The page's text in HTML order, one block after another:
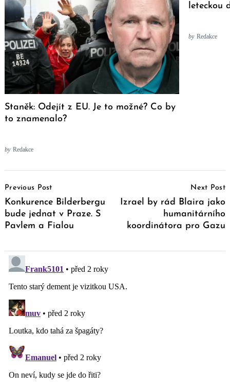
Staněk: Odejít z EU. Je to možné? Co by
to znamenalo?
by Redakce
leteckou
by Redakce
Navigation
Previous Post
Konkurence Bilderbergu
bude jednat v Praze. S
Pavlem a Fialou
Next Post
Izrael by rád Blaira jako
humanitárního
koordinátora pro Gazu